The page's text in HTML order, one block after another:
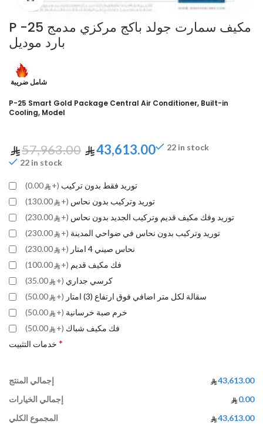
P -25 مكيف سمارت جولد باكج مركزي مدمج
بارد موديل
شامل ضريبة
P-25 Smart Gold Package Central Air Conditioner, Built-in
Cooling, Model
57,963.00 43,613.00
22 in stock
22 in stock
توريد فقط بدون تركيب (+
0.00)
توريد وتركيب بدون نحاس (+
130.00)
توريد وفك مكيف قديم وتركيب الجديد بدون نحاس (+
230.00)
توريد وتركيب بدون نحاس في ضواحي المدينة (+
230.00)
نحاس صيني 4 امتار
(+
230.00)
فك مكيف قديم (+
100.00)
كرسي جداري (+
35.00)
سقالة لكل متر اضافي فوق ارتفاع (3) امتار
(+
50.00)
خرم صبة خرسانية (+
50.00)
فك مكيف شباك (+
50.00)
خدمات التثبيت *
إجمالي المنتج
43,613.00
إجمالي الخيارات
0.00
المجموع الكلي
43,613.00